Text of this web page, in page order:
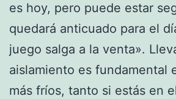
es hoy, pero puede estar
quedará anticuado para el
juego salga a la venta».
aislamiento es fundamental
más fríos, tanto si estás en